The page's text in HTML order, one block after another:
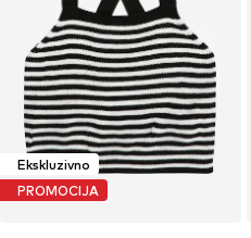
Ekskluzivno
PROMOCIJA